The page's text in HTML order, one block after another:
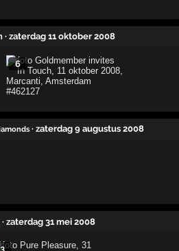
· zaterdag 11 oktober 2008
6
· zaterdag 9 augustus 2008
· zaterdag 31 mei 2008
3